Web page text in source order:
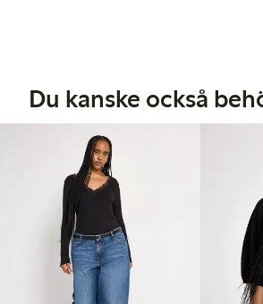
Du kanske också